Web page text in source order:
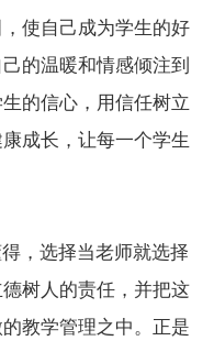
使自己成为学生的好
的温暖和情感倾注到
的信心，用信任树立
成长，让每一个学生
，选择当老师就选择
树人的责任，并把这
教学管理之中。正是